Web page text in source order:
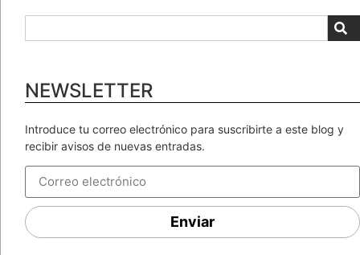
NEWSLETTER
Introduce tu correo electrónico para suscribirte a este blog y
recibir avisos de nuevas entradas.
Enviar